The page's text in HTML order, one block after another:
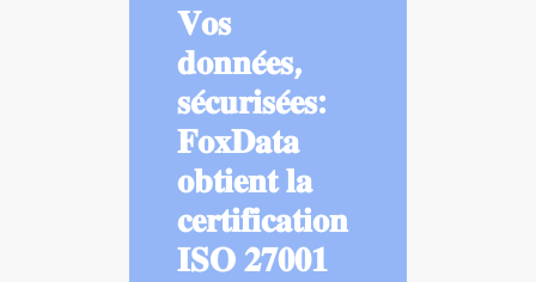
𝐕𝐨𝐬
𝐝𝐨𝐧𝐧𝐞́𝐞𝐬,
𝐬𝐞́𝐜𝐮𝐫𝐢𝐬𝐞́𝐞𝐬:
𝐅𝐨𝐱𝐃𝐚𝐭𝐚
𝐨𝐛𝐭𝐢𝐞𝐧𝐭 𝐥𝐚
𝐜𝐞𝐫𝐭𝐢𝐟𝐢𝐜𝐚𝐭𝐢𝐨𝐧
𝐈𝐒𝐎 𝟐𝟕𝟎𝟎𝟏